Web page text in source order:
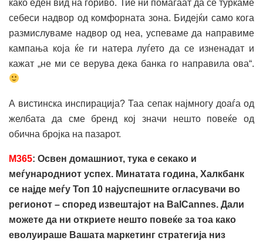
како еден вид на гориво. Тие ни помагаат да се туркаме
себеси надвор од комфорната зона. Бидејќи само кога
размислуваме надвор од неа, успеваме да направиме
кампања која ќе ги натера луѓето да се изненадат и
кажат „не ми се верува дека банка го направила ова“.
А вистинска инспирација? Таа сепак најмногу доаѓа од
желбата да сме бренд кој значи нешто повеќе од
обична бројка на пазарот.
M365: Освен домашниот, тука е секако и
меѓународниот успех. Минатата година, Халкбанк
се најде меѓу Топ 10 најуспешните огласувачи во
регионот – според извештајот на BalCannes. Дали
можете да ни откриете нешто повеќе за тоа како
еволуираше Вашата маркетинг стратегија низ